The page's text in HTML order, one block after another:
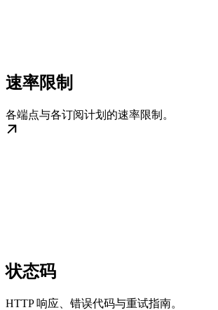
速率限制
各端点与各订阅计划的速率限制。
状态码
HTTP 响应、错误代码与重试指南。